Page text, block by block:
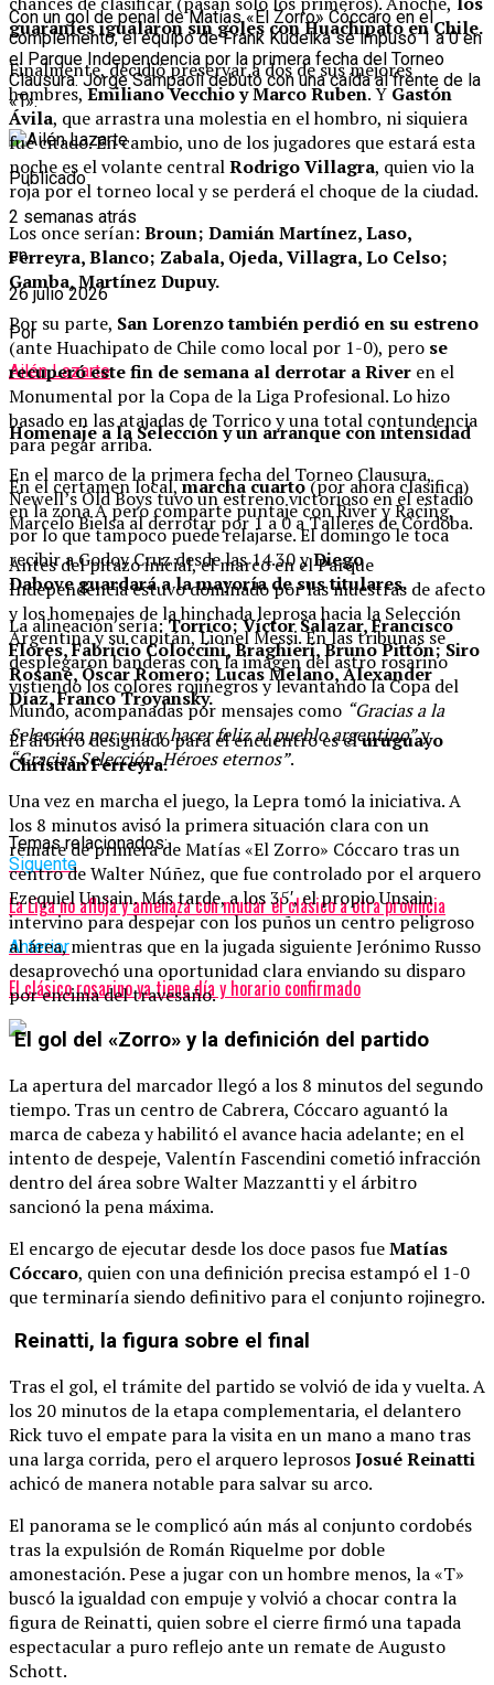
guaraníes igualaron sin goles con Huachipato en Chile.
Finalmente, decidió preservar a dos de sus mejores
hombres,Emiliano Vecchio y Marco Ruben. YGastón
Ávila, que arrastra una molestia en el hombro, ni siquiera
fue citado. En cambio, uno de los jugadores que estará esta
noche es el volante centralRodrigo Villagra, quien vio la
roja por el torneo local y se perderá el choque de la ciudad.
Los once serían: Broun; Damián Martínez, Laso,
Ferreyra, Blanco; Zabala, Ojeda, Villagra, Lo Celso;
Gamba, Martínez Dupuy.
Por su parte, San Lorenzo también perdió en su estreno
(ante Huachipato de Chile como local por 1-0), pero se
recuperó este fin de semana al derrotar a River en el
Monumental por la Copa de la Liga Profesional. Lo hizo
basado en las atajadas de Torrico y una total contundencia
para pegar arriba.
En el certamen local,marcha cuarto(por ahora clasifica)
en la zona A pero comparte puntaje con River y Racing,
por lo que tampoco puede relajarse. El domingo le toca
recibir a Godoy Cruz desde las 14.30 yDiego
Dabove guardará a la mayoría de sus titulares.
La alineación sería:Torrico; Víctor Salazar, Francisco
Flores, Fabricio Coloccini, Braghieri, Bruno Pittón; Siro
Rosane, Óscar Romero; Lucas Melano, Alexander
Díaz, Franco Troyansky.
El árbitro designado para el encuentro es eluruguayo
Christian Ferreyra.
Temas relacionados:
Siguente
La Liga no afloja y amenaza con mudar el clásico a otra provincia
Anterior
El clásico rosarino ya tiene día y horario confirmado
Con un gol de penal de Matías «El Zorro» Cóccaro en el
complemento, el equipo de Frank Kudelka se impuso 1 a 0 en
el Parque Independencia por la primera fecha del Torneo
Clausura. Jorge Sampaoli debutó con una caída al frente de la
«T».
Publicado
2 semanas atrás
en
26 julio 2026
Por
Ailén Lazarte
Homenaje a la Selección y un arranque con intensidad
En el marco de la primera fecha del Torneo Clausura,
Newell’s Old Boys tuvo un estreno victorioso en el estadio
Marcelo Bielsa al derrotar por 1 a 0 a Talleres de Córdoba.
Antes del pitazo inicial, el marco en el Parque
Independencia estuvo dominado por las muestras de afecto
y los homenajes de la hinchada leprosa hacia la Selección
Argentina y su capitán, Lionel Messi. En las tribunas se
desplegaron banderas con la imagen del astro rosarino
vistiendo los colores rojinegros y levantando la Copa del
Mundo, acompañadas por mensajes como “Gracias a la
Selección por unir y hacer feliz al pueblo argentino”y
“Gracias Selección. Héroes eternos”.
Una vez en marcha el juego, la Lepra tomó la iniciativa. A
los 8 minutos avisó la primera situación clara con un
remate de primera de Matías «El Zorro» Cóccaro tras un
centro de Walter Núñez, que fue controlado por el arquero
Ezequiel Unsain. Más tarde, a los 35′, el propio Unsain
intervino para despejar con los puños un centro peligroso
al área, mientras que en la jugada siguiente Jerónimo Russo
desaprovechó una oportunidad clara enviando su disparo
por encima del travesaño.
El gol del «Zorro» y la definición del partido
La apertura del marcador llegó a los 8 minutos del segundo
tiempo. Tras un centro de Cabrera, Cóccaro aguantó la
marca de cabeza y habilitó el avance hacia adelante; en el
intento de despeje, Valentín Fascendini cometió infracción
dentro del área sobre Walter Mazzantti y el árbitro
sancionó la pena máxima.
El encargo de ejecutar desde los doce pasos fueMatías
Cóccaro, quien con una definición precisa estampó el 1-0
que terminaría siendo definitivo para el conjunto rojinegro.
Reinatti, la figura sobre el final
Tras el gol, el trámite del partido se volvió de ida y vuelta. A
los 20 minutos de la etapa complementaria, el delantero
Rick tuvo el empate para la visita en un mano a mano tras
una larga corrida, pero el arquero leprososJosué Reinatti
achicó de manera notable para salvar su arco.
El panorama se le complicó aún más al conjunto cordobés
tras la expulsión de Román Riquelme por doble
amonestación. Pese a jugar con un hombre menos, la «T»
buscó la igualdad con empuje y volvió a chocar contra la
figura de Reinatti, quien sobre el cierre firmó una tapada
espectacular a puro reflejo ante un remate de Augusto
Schott.